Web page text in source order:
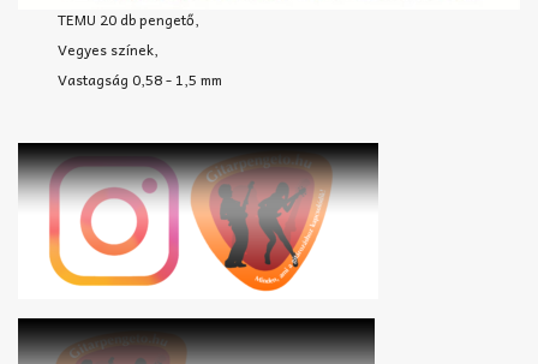
TEMU 20 db pengető,
Vegyes színek,
Vastagság 0,58 - 1,5 mm